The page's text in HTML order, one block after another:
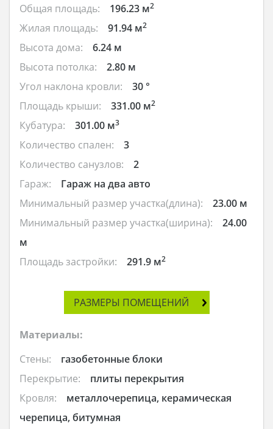
Общая площадь:
196.23 м2
Жилая площадь: 91.94 м2
Высота дома:
6.24 м
Высота потолка:
2.80 м
Угол наклона кровли:
30 °
Площадь крыши:
331.00 м2
Кубатура: 301.00 м3
Количество спален:
3
Количество санузлов:
2
Гараж:
Гараж на два авто
Минимальный размер участка(длина):
23.00 м
Минимальный размер участка(ширина):
24.00
м
Площадь застройки:
291.9 м2
РАЗМЕРЫ ПОМЕЩЕНИЙ
Материалы:
Стены:
газобетонные блоки
Перекрытие:
плиты перекрытия
Кровля:
металлочерепица, керамическая
черепица, битумная